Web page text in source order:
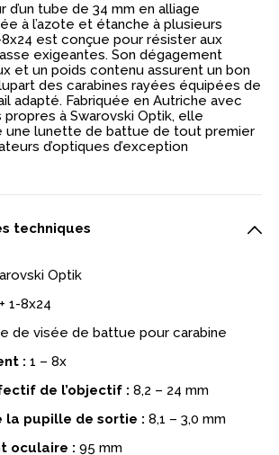
d’un tube de 34 mm en alliage
à l’azote et étanche à plusieurs
8x24 est conçue pour résister aux
exigeantes. Son dégagement
et un poids contenu assurent un bon
des carabines rayées équipées de
adapté. Fabriquée en Autriche avec
à Swarovski Optik, elle
une lunette de battue de tout premier
d’optiques d’exception
techniques
Optik
1-8x24
de visée de battue pour carabine
: 1 – 8x
de l’objectif : 8,2 – 24 mm
la pupille de sortie : 8,1 – 3,0 mm
oculaire : 95 mm